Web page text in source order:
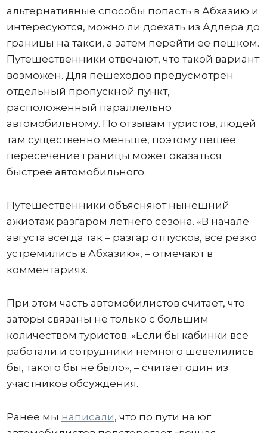
альтернативные способы попасть в Абхазию и
интересуются, можно ли доехать из Адлера до
границы на такси, а затем перейти ее пешком.
Путешественники отвечают, что такой вариант
возможен. Для пешеходов предусмотрен
отдельный пропускной пункт,
расположенный параллельно
автомобильному. По отзывам туристов, людей
там существенно меньше, поэтому пешее
пересечение границы может оказаться
быстрее автомобильного.
Путешественники объясняют нынешний
ажиотаж разгаром летнего сезона. «В начале
августа всегда так – разгар отпусков, все резко
устремились в Абхазию», – отмечают в
комментариях.
При этом часть автомобилистов считает, что
заторы связаны не только с большим
количеством туристов. «Если бы кабинки все
работали и сотрудники немного шевелились
бы, такого бы не было», – считает один из
участников обсуждения.
Ранее мы написали, что по пути на юг